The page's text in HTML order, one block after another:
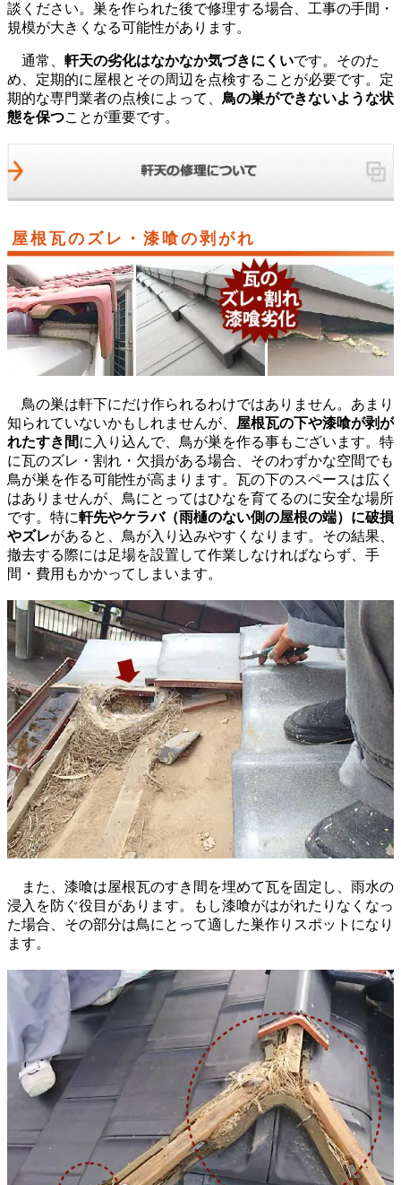
談ください。巣を作られた後で修理する場合、工事の手間・
規模が大きくなる可能性があります。
通常、 軒天の劣化はなかなか気づきにくいです。そのた
め、定期的に屋根とその周辺を点検することが必要です。定
期的な専門業者の点検によって、 鳥の巣ができないような状
態を保つことが重要です。
屋根瓦のズレ・漆喰の剥がれ
鳥の巣は軒下にだけ作られるわけではありません。あまり
知られていないかもしれませんが、 屋根瓦の下や漆喰が剥が
れたすき間に入り込んで、鳥が巣を作る事もございます。特
に瓦のズレ・割れ・欠損がある場合、そのわずかな空間でも
鳥が巣を作る可能性が高まります。瓦の下のスペースは広く
はありませんが、鳥にとってはひなを育てるのに安全な場所
です。特に軒先やケラバ（雨樋のない側の屋根の端）に破損
やズレがあると、鳥が入り込みやすくなります。その結果、
撤去する際には足場を設置して作業しなければならず、手
間・費用もかかってしまいます。
また、漆喰は屋根瓦のすき間を埋めて瓦を固定し、雨水の
浸入を防ぐ役目があります。もし漆喰がはがれたりなくなっ
た場合、その部分は鳥にとって適した巣作りスポットになり
ます。